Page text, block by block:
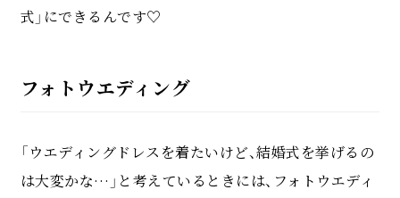
式」にできるんです♡
フォトウエディング
「ウエディングドレスを着たいけど、結婚式を挙げるの
は大変かな…」と考えているときには、フォトウエディ